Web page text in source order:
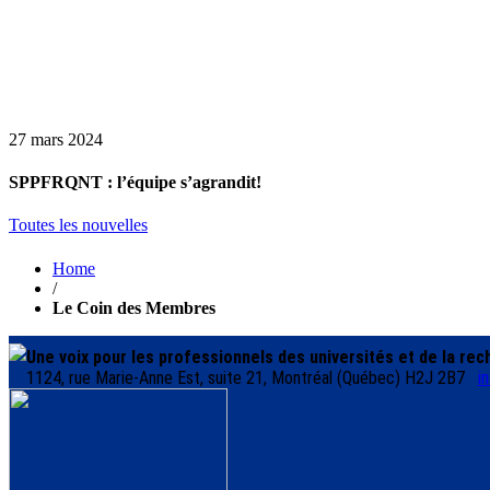
27 mars 2024
SPPFRQNT : l’équipe s’agrandit!
Toutes les nouvelles
Home
/
Le Coin des Membres
Une voix pour les professionnels des universités et de la
1124, rue Marie-Anne Est, suite 21, Montréal (Québec) H2J 2B7